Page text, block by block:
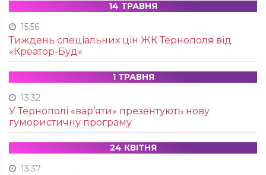
14 ТРАВНЯ
15:56
Тиждень спеціальних цін ЖК Тернополя від
«Креатор-Буд»
1 ТРАВНЯ
13:32
У Тернополі «вар’яти» презентують нову
гумористичну програму
24 КВІТНЯ
13:37